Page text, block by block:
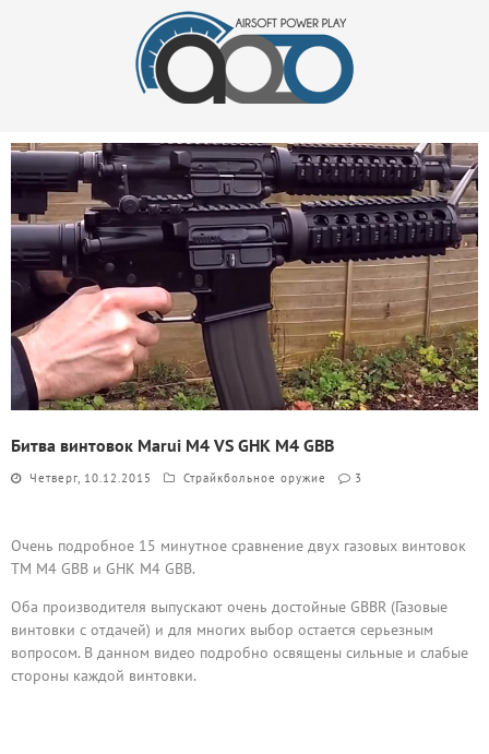
Битва винтовок Marui M4 VS GHK M4 GBB
Четверг, 10.12.2015 Страйкбольное оружие 3
Очень подробное 15 минутное сравнение двух газовых винтовок
TM M4 GBB и GHK M4 GBB.
Оба производителя выпускают очень достойные GBBR (Газовые
винтовки с отдачей) и для многих выбор остается серьезным
вопросом. В данном видео подробно освящены сильные и слабые
стороны каждой винтовки.